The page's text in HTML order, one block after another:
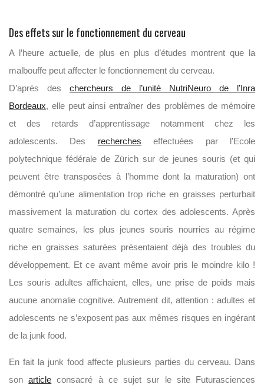
Des effets sur le fonctionnement du cerveau
A l’heure actuelle, de plus en plus d’études montrent que la
malbouffe peut affecter le fonctionnement du cerveau.
D’après des chercheurs de l’unité NutriNeuro de l’Inra
Bordeaux, elle peut ainsi entraîner des problèmes de mémoire
et des retards d’apprentissage notamment chez les
adolescents. Des recherches effectuées par l’Ecole
polytechnique fédérale de Zürich sur de jeunes souris (et qui
peuvent être transposées à l’homme dont la maturation) ont
démontré qu’une alimentation trop riche en graisses perturbait
massivement la maturation du cortex des adolescents. Après
quatre semaines, les plus jeunes souris nourries au régime
riche en graisses saturées présentaient déjà des troubles du
développement. Et ce avant même avoir pris le moindre kilo !
Les souris adultes affichaient, elles, une prise de poids mais
aucune anomalie cognitive. Autrement dit, attention : adultes et
adolescents ne s’exposent pas aux mêmes risques en ingérant
de la junk food.
En fait la junk food affecte plusieurs parties du cerveau. Dans
sonarticle consacré à ce sujet sur le site Futurasciences